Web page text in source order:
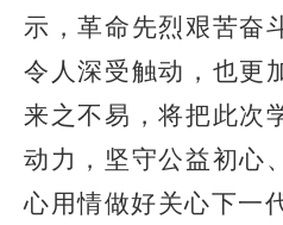
示，革命先烈艰苦奋
令人深受触动，也更
来之不易，将把此次
动力，坚守公益初心
心用情做好关心下一